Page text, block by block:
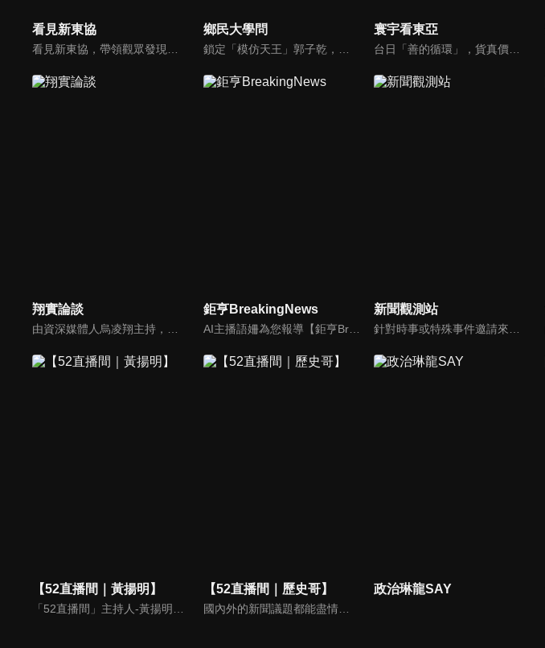
看見新東協 鄉民大學問 寰宇看東亞
翔實論談 鉅亨BreakingNews
AI主播語姍為您報導【鉅亨Breaking News】！每週播報大事，讓新聞更貼近你！
新聞觀測站
【52直播間｜黃揚明】
「52直播間」主持人-黃揚明（剝雞）為您還原「新聞真相」，給您最重磅的新聞評論。
【52直播間｜歷史哥】
國內外的新聞議題都能盡情暢談！歷史解說、國際時事、政論分析，通通難不倒歷史哥李易修！
政治琳龍SAY